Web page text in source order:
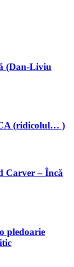
(Dan-Liviu
(ridicolul… )
Carver – Încă
pledoarie